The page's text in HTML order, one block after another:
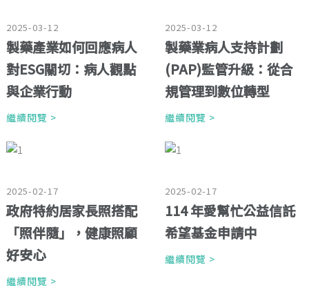
2025-03-12
製藥產業如何回應病人
對ESG關切：病人觀點
與企業行動
繼續閱覽 >
2025-03-12
製藥業病人支持計劃
(PAP)監管升級：從合
規管理到數位轉型
繼續閱覽 >
2025-02-17
政府特約居家長照搭配
「照伴隨」，健康照顧
好安心
繼續閱覽 >
2025-02-17
114 年愛幫忙公益信託
希望基金申請中
繼續閱覽 >